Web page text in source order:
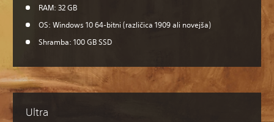
RAM: 32 GB
OS: Windows 10 64-bitni (različica 1909 ali novejša)
Shramba: 100 GB SSD
Ultra